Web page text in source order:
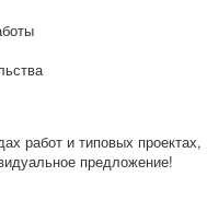
работ и типовых проектах,
предложение!